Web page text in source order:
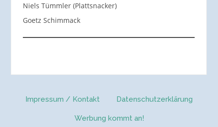
Niels Tümmler (Plattsnacker)
Goetz Schimmack
Impressum / Kontakt Datenschutzerklärung
Werbung kommt an!